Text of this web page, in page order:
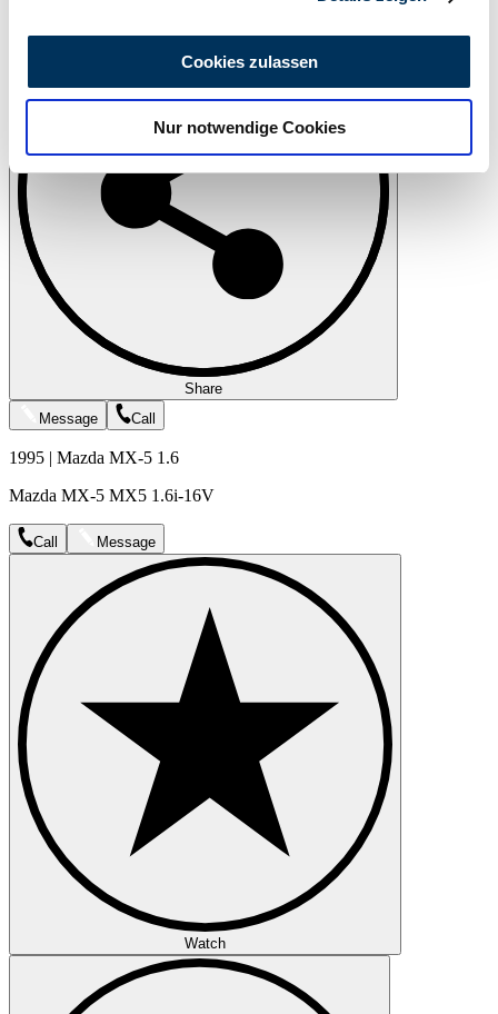
analysieren. Außerdem geben wir Informationen zu Ihrer
Verwendung unserer Website an unsere Partner für
soziale Medien, Werbung und Analysen weiter. Unsere
Partner führen diese Informationen möglicherweise mit
weiteren Daten zusammen, die Sie ihnen bereitgestellt
haben oder die sie im Rahmen Ihrer Nutzung der Dienste
gesammelt haben.
Datenschutzerklärung
Cookies zulassen
Nur notwendige Cookies
Share
Message
Call
1995 | Mazda MX-5 1.6
Mazda MX-5 MX5 1.6i-16V
Call Message
Watch